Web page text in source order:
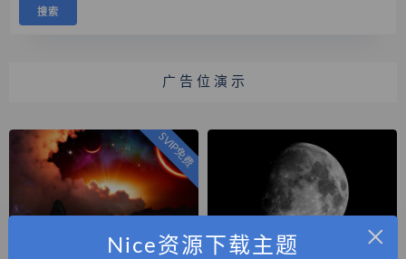
广 告 位 演 示
SVIP免费
×
Nice资源下载主题